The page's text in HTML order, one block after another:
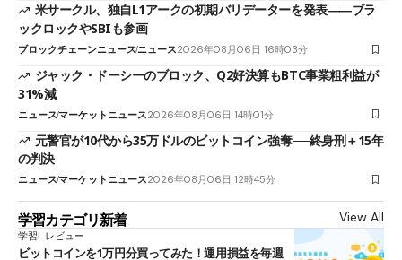
米サークル、独自L1アークの初期バリデーターを発表――ブラ
ックロックやSBIも参画
ブロックチェーンニュースニュース2026年08月06日 16時03分
ジャック・ドーシーのブロック、Q2好決算もBTC事業粗利益が
31%減
ニュースマーケットニュース2026年08月06日 14時01分
元警官が10代から35万ドルのビットコイン強奪──終身刑＋15年
の判決
ニュースマーケットニュース2026年08月06日 12時45分
学習カテゴリ新着 View All
学習 レビュー
ビットコインを1万円分買ってみた！運用損益を毎週